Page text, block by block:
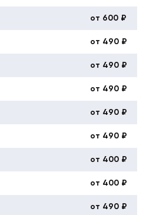
от 600 ₽
от 490 ₽
от 490 ₽
от 490 ₽
от 490 ₽
от 490 ₽
от 400 ₽
от 400 ₽
от 490 ₽